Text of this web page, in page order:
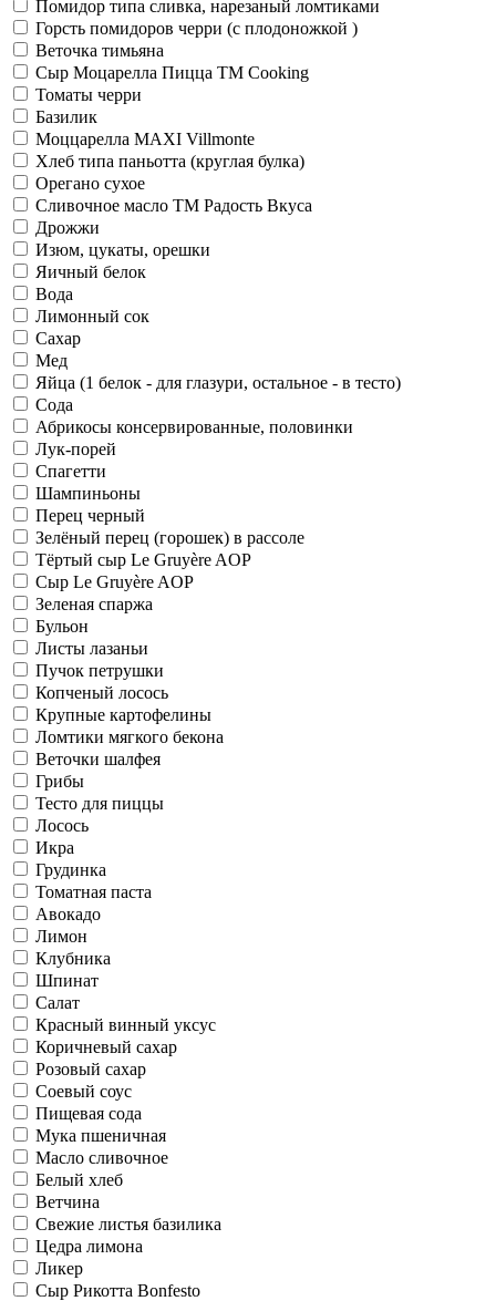
Помидор типа сливка, нарезаный ломтиками
Горсть помидоров черри (с плодоножкой )
Веточка тимьяна
Сыр Моцарелла Пицца TM Cooking
Томаты черри
Базилик
Моццарелла MAXI Villmonte
Хлеб типа паньотта (круглая булка)
Орегано сухое
Сливочное масло TM Радость Вкуса
Дрожжи
Изюм, цукаты, орешки
Яичный белок
Вода
Лимонный сок
Сахар
Мед
Яйца (1 белок - для глазури, остальное - в тесто)
Сода
Абрикосы консервированные, половинки
Лук-порей
Спагетти
Шампиньоны
Перец черный
Зелёный перец (горошек) в рассоле
Тёртый сыр Le Gruyère AOP
Сыр Le Gruyère AOP
Зеленая спаржа
Бульон
Листы лазаньи
Пучок петрушки
Копченый лосось
Крупные картофелины
Ломтики мягкого бекона
Веточки шалфея
Грибы
Тесто для пиццы
Лосось
Икра
Грудинка
Томатная паста
Авокадо
Лимон
Клубника
Шпинат
Салат
Красный винный уксус
Коричневый сахар
Розовый сахар
Соевый соус
Пищевая сода
Мука пшеничная
Масло сливочное
Белый хлеб
Ветчина
Свежие листья базилика
Цедра лимона
Ликер
Сыр Рикоттa Bonfesto